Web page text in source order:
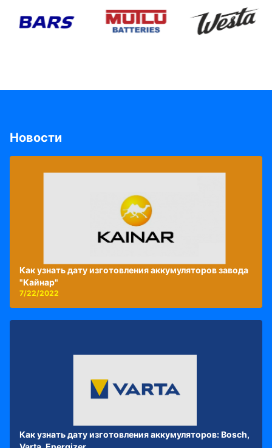
Новости
Как узнать дату изготовления аккумуляторов завода
"Кайнар"
7/22/2022
Как узнать дату изготовления аккумуляторов: Bosch,